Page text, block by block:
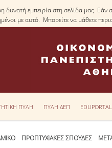
εμπειρία στη σελίδα μας. Εάν
με αυτό. Μπορείτε να μάθετε
ΠΥΛΗ ΠΥΛΗ ΔΕΠ EDUPORTAL
ΠΡΟΠΤΥΧΙΑΚΕΣ ΣΠΟΥΔΕΣ